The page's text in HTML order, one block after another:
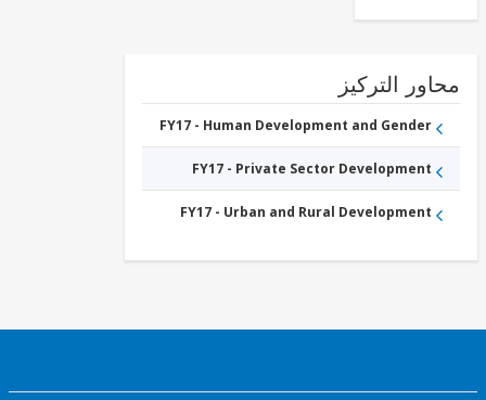
التركيز
FY17 - Human Development and Gender
FY17 - Private Sector Development
FY17 - Urban and Rural Development